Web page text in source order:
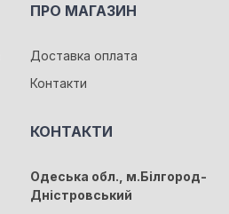
ПРО МАГАЗИН
Доставка оплата
Контакти
КОНТАКТИ
Одеська обл., м.Білгород-
Дністровський